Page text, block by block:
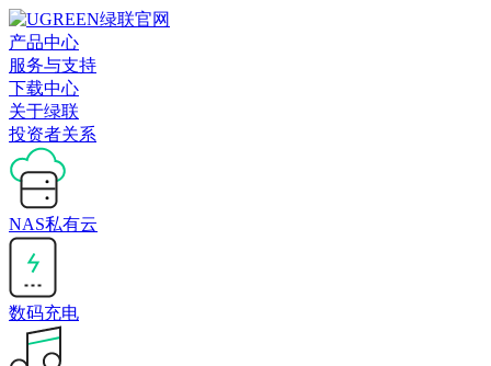
产品中心
服务与支持
下载中心
关于绿联
投资者关系
NAS私有云
数码充电